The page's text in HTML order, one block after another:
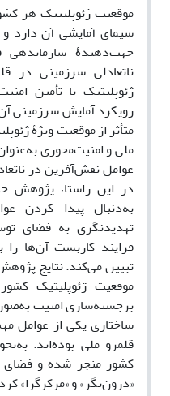
موقعیت ژئوپلیتیک هر
سیمای آمایشی آن دارد
جهت‌دهندۀ سازماندهی
ناتعادلی سرزمینی در
ژئوپلیتیک با تأمین
رویکرد آمایش سرزمینی
متأثر از موقعیت ویژۀ
ملی و امنیت‌محوری
عوامل نقش‌آفرین در
در این راستا، پژوهش
به‌دنبال پیدا کردن
تهدیدنگری به فضای
فرایند کاربست آن‌ها
تبیین می‌کند. نتایج
موقعیت ژئوپلیتیک
برجسته‌سازی امنیت
ساختاری یکی از عوامل
قلمرو ملی بوده‌اند.
کشور منجر شده و فضای
«درون‌نگر» و «مرکزگرا»